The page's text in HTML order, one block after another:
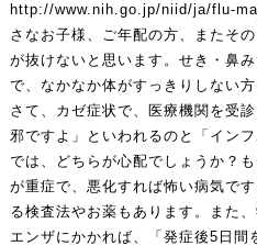
http://www.nih.go.jp/niid/ja/flu-
さなお子様、ご年配の方、またそ
が抜けないと思います。せき・鼻
で、なかなか体がすっきりしない
さて、カゼ症状で、医療機関を受
邪ですよ」といわれるのと「イン
では、どちらが心配でしょうか？
が重症で、悪化すれば怖い病気で
る検査法やお薬もあります。また
エンザにかかれば、「発症後5日間